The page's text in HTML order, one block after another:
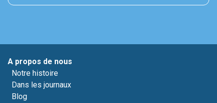
A propos de nous
Notre histoire
Dans les journaux
Blog